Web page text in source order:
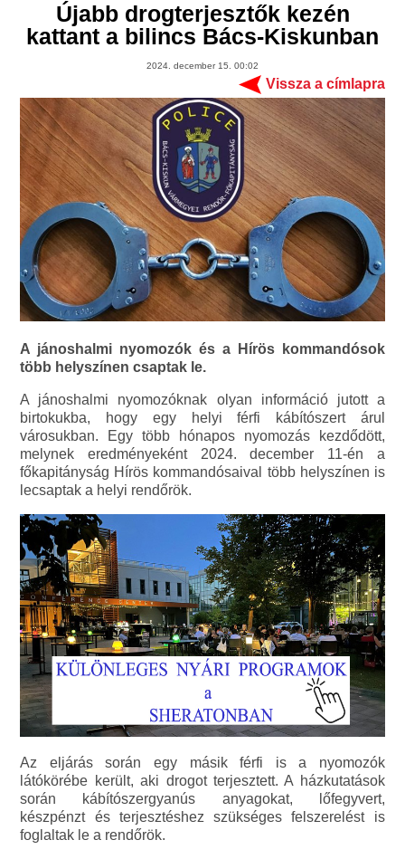
Újabb drogterjesztők kezén
kattant a bilincs Bács-Kiskunban
2024. december 15. 00:02
Vissza a címlapra
A jánoshalmi nyomozók és a Hírös kommandósok
több helyszínen csaptak le.
A jánoshalmi nyomozóknak olyan információ jutott a
birtokukba, hogy egy helyi férfi kábítószert árul
városukban. Egy több hónapos nyomozás kezdődött,
melynek eredményeként 2024. december 11-én a
főkapitányság Hírös kommandósaival több helyszínen is
lecsaptak a helyi rendőrök.
Az eljárás során egy másik férfi is a nyomozók
látókörébe került, aki drogot terjesztett. A házkutatások
során kábítószergyanús anyagokat, lőfegyvert,
készpénzt és terjesztéshez szükséges felszerelést is
foglaltak le a rendőrök.